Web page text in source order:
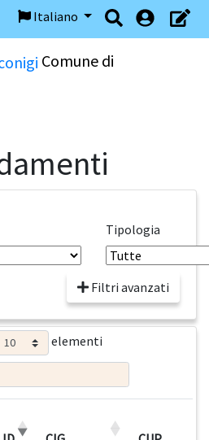
Italiano
Comune di
Tipologia
Filtri avanzati
elementi